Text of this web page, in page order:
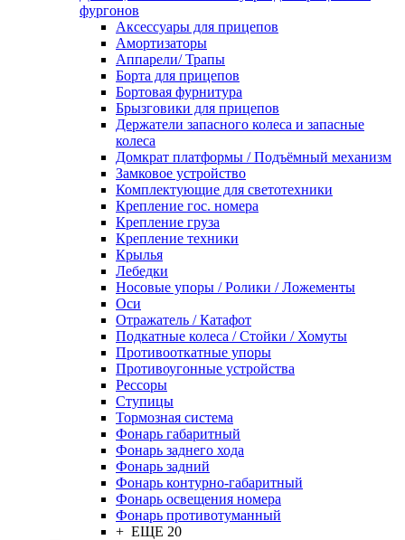
фургонов
Аксессуары для прицепов
Амортизаторы
Аппарели/ Трапы
Борта для прицепов
Бортовая фурнитура
Брызговики для прицепов
Держатели запасного колеса и запасные
колеса
Домкрат платформы / Подъёмный механизм
Замковое устройство
Комплектующие для светотехники
Крепление гос. номера
Крепление груза
Крепление техники
Крылья
Лебедки
Носовые упоры / Ролики / Ложементы
Оси
Отражатель / Катафот
Подкатные колеса / Стойки / Хомуты
Противооткатные упоры
Противоугонные устройства
Рессоры
Ступицы
Тормозная система
Фонарь габаритный
Фонарь заднего хода
Фонарь задний
Фонарь контурно-габаритный
Фонарь освещения номера
Фонарь противотуманный
+ ЕЩЕ 20